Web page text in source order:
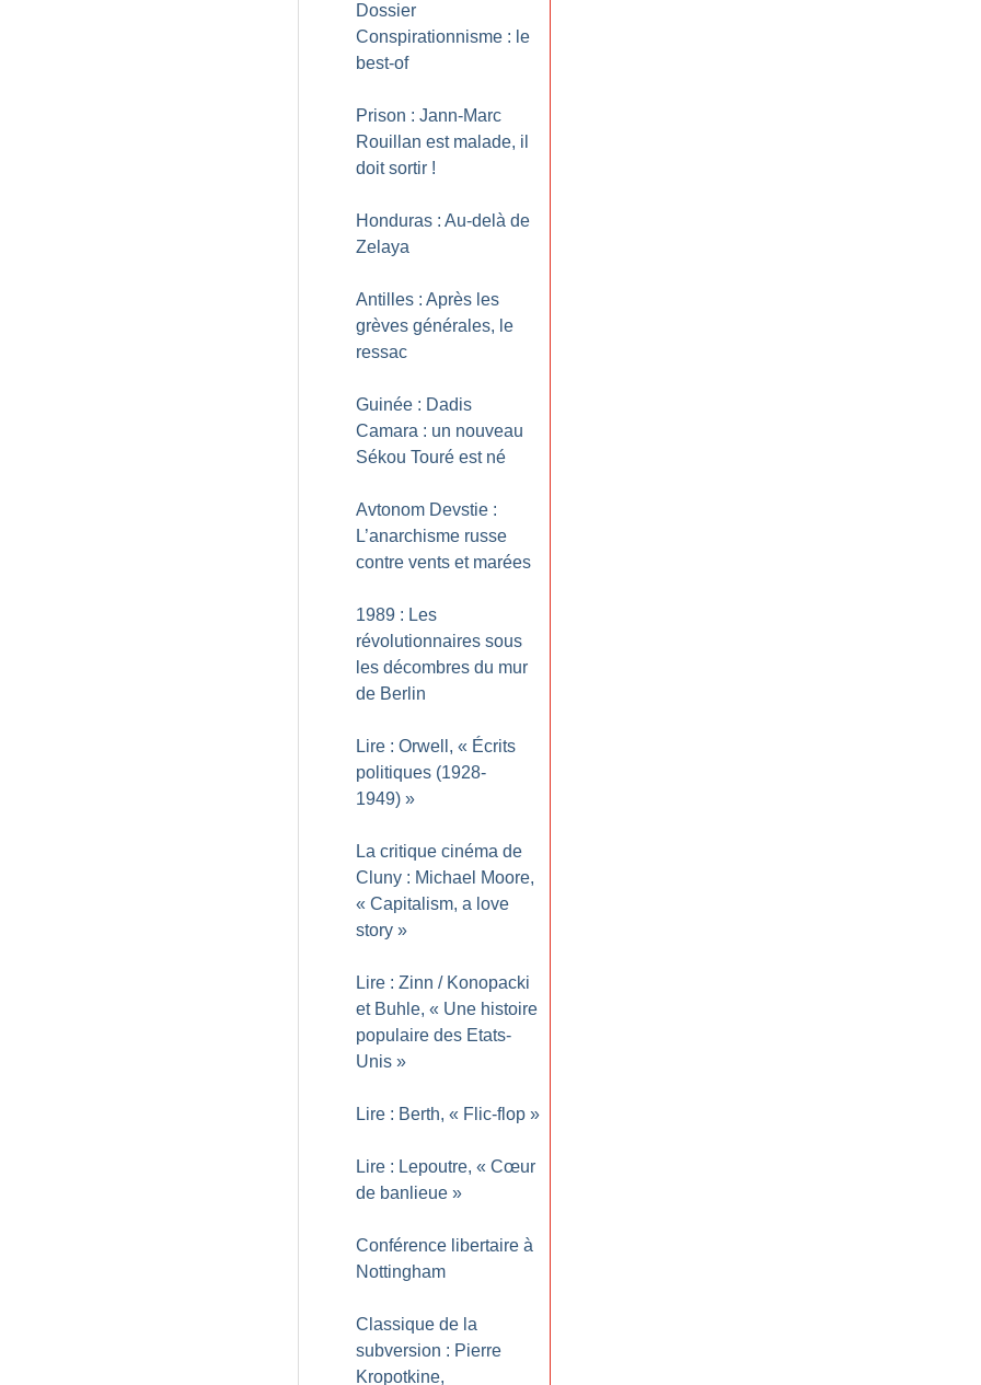
Dossier
Conspirationnisme : le
best-of
Prison : Jann-Marc
Rouillan est malade, il
doit sortir !
Honduras : Au-delà de
Zelaya
Antilles : Après les
grèves générales, le
ressac
Guinée : Dadis
Camara : un nouveau
Sékou Touré est né
Avtonom Devstie :
L’anarchisme russe
contre vents et marées
1989 : Les
révolutionnaires sous
les décombres du mur
de Berlin
Lire : Orwell, « Écrits
politiques (1928-
1949) »
La critique cinéma de
Cluny : Michael Moore,
« Capitalism, a love
story »
Lire : Zinn / Konopacki
et Buhle, « Une histoire
populaire des Etats-
Unis »
Lire : Berth, « Flic-flop »
Lire : Lepoutre, « Cœur
de banlieue »
Conférence libertaire à
Nottingham
Classique de la
subversion : Pierre
Kropotkine,